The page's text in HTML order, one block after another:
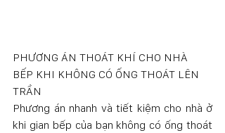
PHƯƠNG ÁN THOÁT KHÍ CHO NHÀ
BẾP KHI KHÔNG CÓ ỐNG THOÁT LÊN
TRẦN
Phương án nhanh và tiết kiệm cho nhà ở
khi gian bếp của bạn không có ống thoát